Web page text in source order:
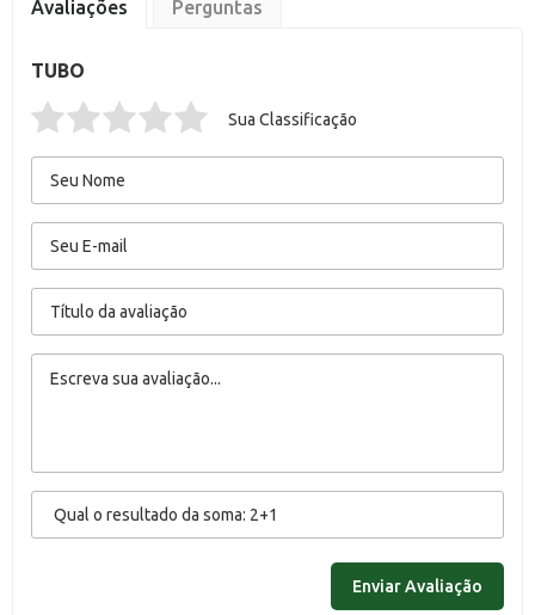
Avaliações Perguntas
TUBO
Sua Classificação